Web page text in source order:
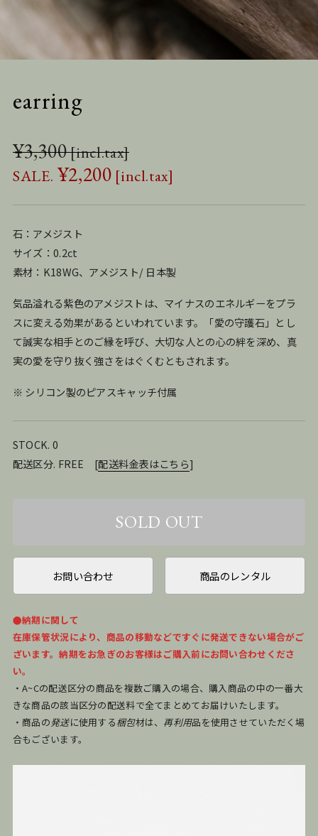
earring
¥3,300
¥2,200
石：アメジスト
サイズ：0.2ct
素材：K18WG、アメジスト/ 日本製
気品溢れる紫色のアメジストは、マイナスのエネルギーをプラ
スに変える効果があるといわれています。「愛の守護石」とし
て誠実な相手とのご縁を呼び、大切な人との心の絆を深め、真
実の愛を守り抜く強さをはぐくむともされます。
※ シリコン製のピアスキャッチ付属
STOCK. 0
配送区分. FREE [配送料金表はこちら]
お問い合わせ 商品のレンタル
●納期に関して
在庫保管状況により、商品の移動などですぐに発送できない場合がご
ざいます。納期をお急ぎのお客様はご購入前にお問い合わせくださ
い。
・A~Cの配送区分の商品を複数ご購入の場合、購入商品の中の一番大
きな商品の該当区分の配送料で全てまとめてお届けいたします。
・商品の発送に使用する梱包材は、 再利用品を使用させていただく場
合もございます。